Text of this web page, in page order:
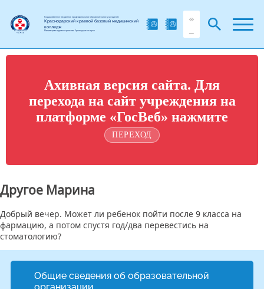
Государственное бюджетное профессиональное образовательное учреждение
Краснодарский краевой базовый медицинский
колледж
Министерства здравоохранения Краснодарского края
Ахивная версия сайта. Для
перехода на сайт учреждения на
платформе «ГосВеб» нажмите
ПЕРЕХОД
Другое Марина
Добрый вечер. Может ли ребенок пойти после 9 класса на
фармацию, а потом спустя год/два перевестись на
стоматологию?
Общие сведения об образовательной